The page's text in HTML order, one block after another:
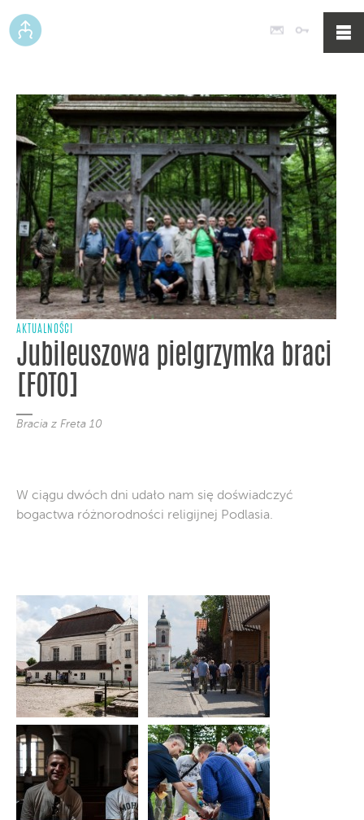
Poczta
AKTUALNOŚCI
Jubileuszowa pielgrzymka braci
[FOTO]
Bracia z Freta 10
W ciągu dwóch dni udało nam się doświadczyć
bogactwa różnorodności religijnej Podlasia.